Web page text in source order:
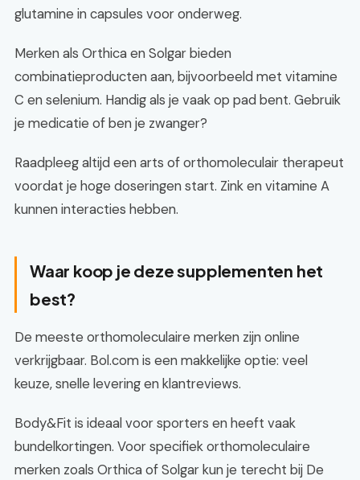
glutamine in capsules voor onderweg.
Merken als Orthica en Solgar bieden
combinatieproducten aan, bijvoorbeeld met vitamine
C en selenium. Handig als je vaak op pad bent. Gebruik
je medicatie of ben je zwanger?
Raadpleeg altijd een arts of orthomoleculair therapeut
voordat je hoge doseringen start. Zink en vitamine A
kunnen interacties hebben.
Waar koop je deze supplementen het
best?
De meeste orthomoleculaire merken zijn online
verkrijgbaar. Bol.com is een makkelijke optie: veel
keuze, snelle levering en klantreviews.
Body&Fit is ideaal voor sporters en heeft vaak
bundelkortingen. Voor specifiek orthomoleculaire
merken zoals Orthica of Solgar kun je terecht bij De